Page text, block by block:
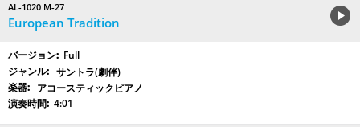
AL-1020 M-27
European Tradition
Full
サントラ(劇伴)
アコースティックピアノ
4:01